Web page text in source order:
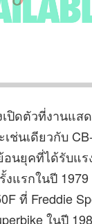
เปิดตัวที่งานแส
ช่นเดียวกับ
อนยุคที่ได้รับแ
งแรกในปี
ที่ Freddie
ในปี